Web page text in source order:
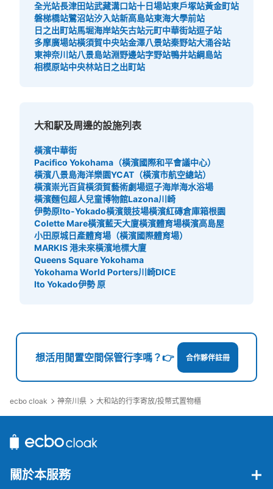
全光站長津田站武藏溝口站十日場站東戶塚站黃金町站
磐梯橋站鷺沼站汐入站新高島站東海大學前站
日之出町站馬堀海岸站矢古站元町中華街站逗子站
多摩廣場站橫須賀中央站金澤八景站秦野站大涌谷站
東神奈川站八景島站淵野邊站字野站鴨井站綱島站
相模原站中央林站日之出町站
大和駅及周邊的設施列表
橫濱中華街
Pacifico Yokohama（橫濱國際和平會議中心）
橫濱八景島海洋樂園YCAT（橫濱市航空總站）
橫濱崇光百貨橫須賀藝術劇場逗子海岸海水浴場
橫濱麵包超人兒童博物館Lazona川崎
伊勢原Ito-Yokado橫濱競技場橫濱紅磚倉庫箱根園
Colette Mare橫濱藍天大廈橫濱體育場橫濱高島屋
小田原城日產體育場（橫濱國際體育場）
MARKIS 港未來橫濱地標大廈
Queens Square Yokohama
Yokohama World Porters川崎DICE
Ito Yokado伊勢 原
想活用閒置空間保管行李嗎？👉 合作夥伴註冊
ecbo cloak 神奈川県 大和站的行李寄放/投幣式置物櫃
關於本服務